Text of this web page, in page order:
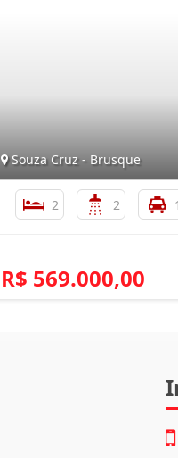
Souza Cruz - Brusque
2 2
R$ 569.000,00